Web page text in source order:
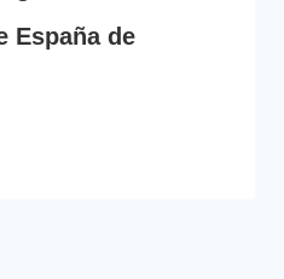
España de